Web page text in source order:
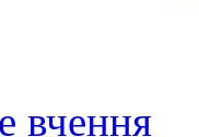
вчення